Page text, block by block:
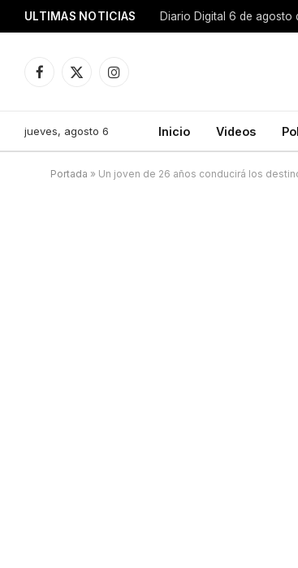
ULTIMAS NOTICIAS Diario Digital 6 de agosto
Facebook
X
Instagram
jueves, agosto 6 Inicio Videos
Portada » Un joven de 26 años conducirá los